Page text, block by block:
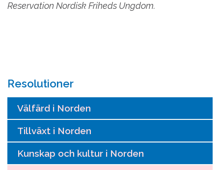
Reservation Nordisk Friheds Ungdom.
Resolutioner
Välfärd i Norden
Tillväxt i Norden
Kunskap och kultur i Norden